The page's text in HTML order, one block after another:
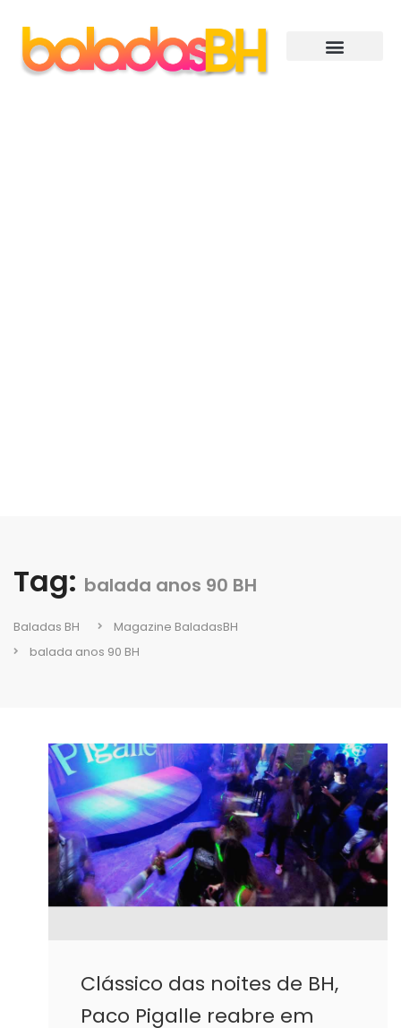
Tag: balada anos 90 BH
Baladas BH
Magazine BaladasBH
balada anos 90 BH
Clássico das noites de BH,
Paco Pigalle reabre em